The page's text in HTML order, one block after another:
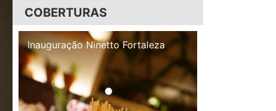
COBERTURAS
Inauguração Illa Café